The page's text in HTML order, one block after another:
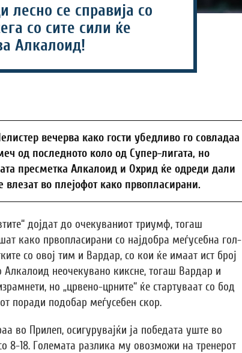
лесно се справија со
со сите сили ќе
Алкалоид!
вечерва како гости убедливо го совладаа
од последното коло од Супер-лигата, но
пресметка Алкалоид и Охрид ќе одреди дали
влезат во плејофот како првопласирани.
дојдат до очекуваниот триумф, тогаш
како првопласирани со најдобра меѓусебна гол-
со овој тим и Вардар, со кои ќе имаат ист број
Алкалоид неочекувано киксне, тогаш Вардар и
но „црвено-црните“ ќе стартуваат со бод
поради подобар меѓусебен скор.
во Прилеп, осигурувајќи ја победата уште во
8-18. Големата разлика му овозможи на тренерот